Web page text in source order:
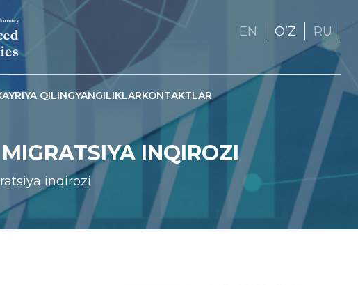
EN OʼZ RU
QILINGYANGILIKLARKONTAKTLAR
INQIROZI
inqirozi